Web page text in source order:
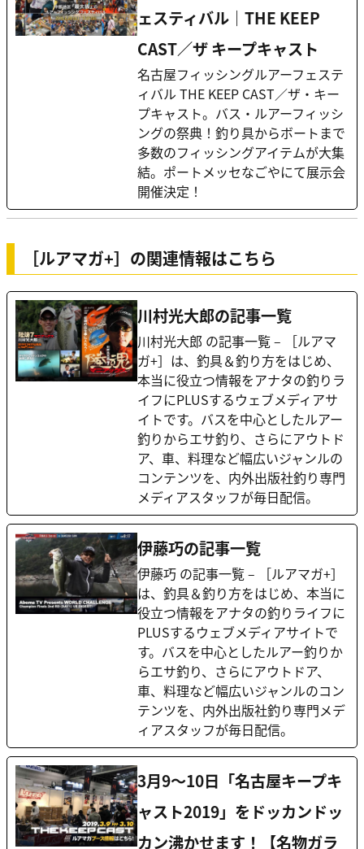
ェスティバル｜THE KEEP
CAST／ザ キープキャスト
名古屋フィッシングルアーフェステ
ィバル THE KEEP CAST／ザ・キー
プキャスト。バス・ルアーフィッシ
ングの祭典！釣り具からボートまで
多数のフィッシングアイテムが大集
結。ポートメッセなごやにて展示会
開催決定！
［ルアマガ+］の関連情報はこちら
川村光大郎の記事一覧
川村光大郎 の記事一覧 – ［ルアマ
ガ+］は、釣具＆釣り方をはじめ、
本当に役立つ情報をアナタの釣りラ
イフにPLUSするウェブメディアサ
イトです。バスを中心としたルアー
釣りからエサ釣り、さらにアウトド
ア、車、料理など幅広いジャンルの
コンテンツを、内外出版社釣り専門
メディアスタッフが毎日配信。
伊藤巧の記事一覧
伊藤巧 の記事一覧 – ［ルアマガ+］
は、釣具＆釣り方をはじめ、本当に
役立つ情報をアナタの釣りライフに
PLUSするウェブメディアサイトで
す。バスを中心としたルアー釣りか
らエサ釣り、さらにアウトドア、
車、料理など幅広いジャンルのコン
テンツを、内外出版社釣り専門メデ
ィアスタッフが毎日配信。
3月9～10日「名古屋キープキ
ャスト2019」をドッカンドッ
カン沸かせます！【名物ガラ